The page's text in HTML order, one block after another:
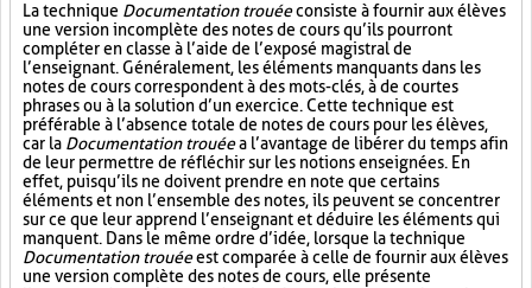
La technique Documentation trouéeconsiste à fournir aux élèves
une version incomplète des notes de cours qu’ils pourront
compléter en classe à l’aide de l’exposé magistral de
l’enseignant. Généralement, les éléments manquants dans les
notes de cours correspondent à des mots-clés, à de courtes
phrases ou à la solution d’un exercice. Cette technique est
préférable à l’absence totale de notes de cours pour les élèves,
car la Documentation trouéea l’avantage de libérer du temps afin
de leur permettre de réfléchir sur les notions enseignées. En
effet, puisqu’ils ne doivent prendre en note que certains
éléments et non l’ensemble des notes, ils peuvent se concentrer
sur ce que leur apprend l’enseignant et déduire les éléments qui
manquent. Dans le même ordre d’idée, lorsque la technique
Documentation trouéeest comparée à celle de fournir aux élèves
une version complète des notes de cours, elle présente